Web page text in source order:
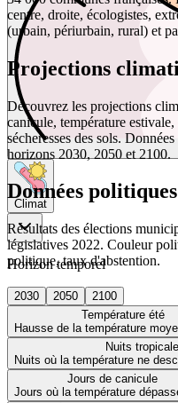
Climat
Horizon temporel
2030 2050
2100
Température été
Hausse de la température
Nuits
Nuits où la température ne
Jours de canicule
Jours où la température
centre, droite, écologistes,
(urbain, périurbain, rural) et
Projections
Découvrez les projections
canicule, température
sécheresses des sols.
horizons 2030, 2050 et 2100.
Données politiques
Résultats des élections
législatives 2022. Couleur
politique, taux d'abstention.